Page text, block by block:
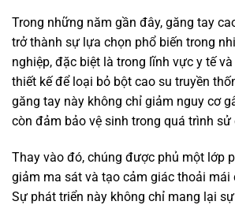
Trong những năm gần đây, găng tay
trở thành sự lựa chọn phổ biến trong
nghiệp, đặc biệt là trong lĩnh vực y tế
thiết kế để loại bỏ bột cao su truyền
găng tay này không chỉ giảm nguy cơ
còn đảm bảo vệ sinh trong quá trình sử
Thay vào đó, chúng được phủ một lớp
giảm ma sát và tạo cảm giác thoải mái
Sự phát triển này không chỉ mang lại